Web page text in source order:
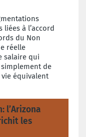
à l’accord
du Non
réelle
salaire qui
de
équivalent
l’Arizona
les